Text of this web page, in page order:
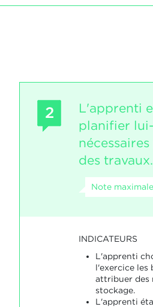
2
L'apprenti
planifier
des travaux.
Note
INDICATEURS
L'apprenti
l'exercice les
attribuer des
stockage.
L'apprenti